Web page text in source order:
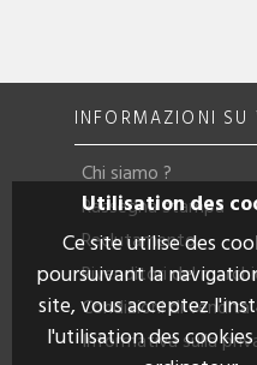
INFORMAZIONI SU
Chi siamo ?
Rassegna stampa
Reclutamento
Rivenditori del
Condizioni di vendita
Informativa sulla
Utilisation des
Ce site utilise des
poursuivant la
site, vous acceptez
l'utilisation des